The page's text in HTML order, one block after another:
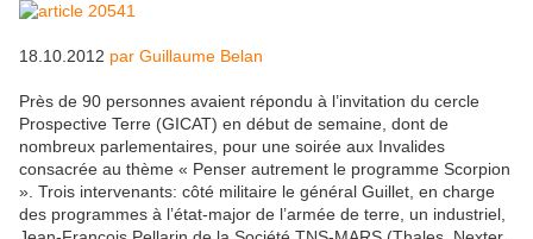
18.10.2012 par Guillaume Belan
Près de 90 personnes avaient répondu à l’invitation du cercle
Prospective Terre (GICAT) en début de semaine, dont de
nombreux parlementaires, pour une soirée aux Invalides
consacrée au thème « Penser autrement le programme Scorpion
». Trois intervenants: côté militaire le général Guillet, en charge
des programmes à l’état-major de l’armée de terre, un industriel,